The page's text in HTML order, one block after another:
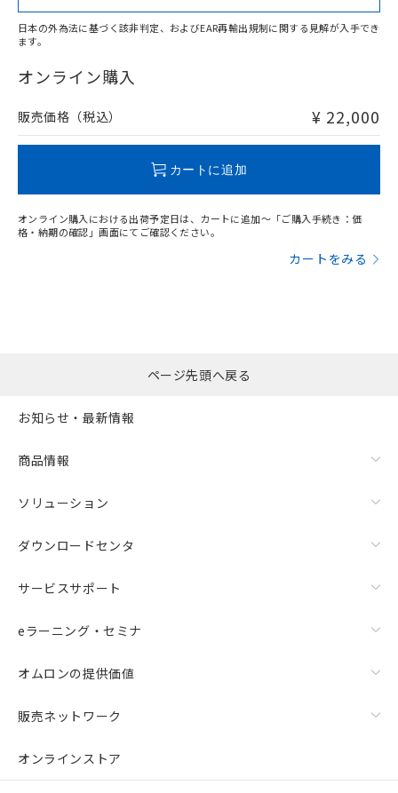
アルミ材
l: 16mm以上、φd: 120mm以上、D: 16mm以上、m: 60mm
在庫等で未対応品が混在する可能性があります。
問い合わせください。
日本の外為法に基づく該非判定、およびEAR再輸出規制に関する見解が入手でき
ます。
オンライン購入
販売価格（税込） ¥ 22,000
カートに追加
オンライン購入における出荷予定日は、カートに追加～「ご購入手続き：価
格・納期の確認」画面にてご確認ください。
カートをみる
ページ先頭へ戻る
お知らせ・最新情報
商品情報
ソリューション
ダウンロードセンタ
サービスサポート
eラーニング・セミナ
オムロンの提供価値
販売ネットワーク
オンラインストア